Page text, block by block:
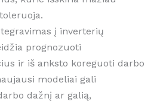
į inverterių
prognozuoti
ir iš anksto koreguoti darbo
modeliai gali
dažnį ar galią,